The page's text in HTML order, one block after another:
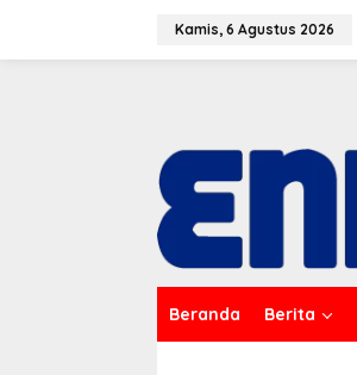
Kamis, 6 Agustus 2026
Beranda Berita